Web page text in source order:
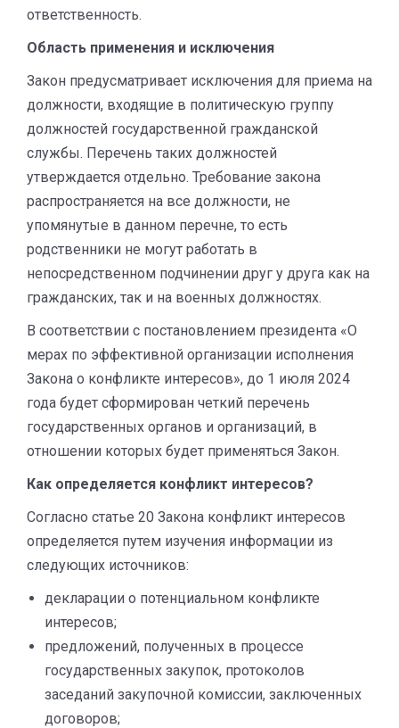
ответственность.
Область применения и исключения
Закон предусматривает исключения для приема на
должности, входящие в политическую группу
должностей государственной гражданской
службы. Перечень таких должностей
утверждается отдельно. Требование закона
распространяется на все должности, не
упомянутые в данном перечне, то есть
родственники не могут работать в
непосредственном подчинении друг у друга как на
гражданских, так и на военных должностях.
В соответствии с постановлением президента «О
мерах по эффективной организации исполнения
Закона о конфликте интересов», до 1 июля 2024
года будет сформирован четкий перечень
государственных органов и организаций, в
отношении которых будет применяться Закон.
Как определяется конфликт интересов?
Согласно статье 20 Закона конфликт интересов
определяется путем изучения информации из
следующих источников:
декларации о потенциальном конфликте
интересов;
предложений, полученных в процессе
государственных закупок, протоколов
заседаний закупочной комиссии, заключенных
договоров;